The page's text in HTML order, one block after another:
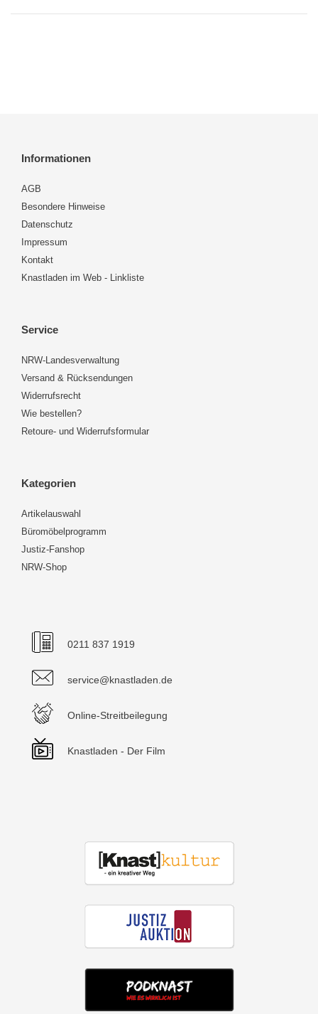
Informationen
AGB
Besondere Hinweise
Datenschutz
Impressum
Kontakt
Knastladen im Web - Linkliste
Service
NRW-Landesverwaltung
Versand & Rücksendungen
Widerrufsrecht
Wie bestellen?
Retoure- und Widerrufsformular
Kategorien
Artikelauswahl
Büromöbelprogramm
Justiz-Fanshop
NRW-Shop
0211 837 1919
service@knastladen.de
Online-Streitbeilegung
Knastladen - Der Film